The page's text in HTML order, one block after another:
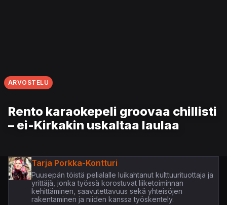
ARVOSTELU
Rento karaokepeli groovaa chillisti
– ei-Kirkakin uskaltaa laulaa
Tarja Porkka-Kontturi
Puusepän töistä pelialalle luikahtanut kulttuurituottaja ja
yrittäjä, jonka työssä korostuvat liiketoiminnan
kehittäminen, saavutettavuus sekä yhteisöjen
rakentaminen ja niiden kanssa työskentely.